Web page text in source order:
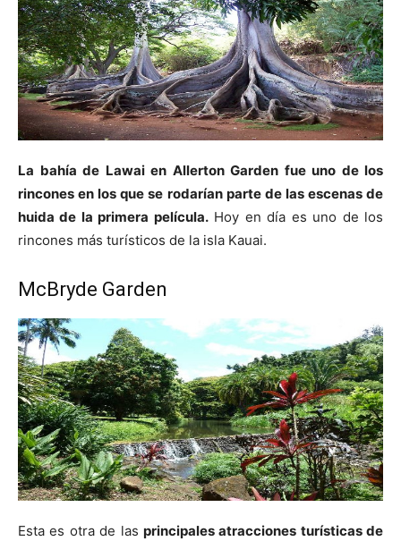
La bahía de Lawai en Allerton Garden fue uno de los
rincones en los que se rodarían parte de las escenas de
huida de la primera película.Hoy en día es uno de los
rincones más turísticos de la isla Kauai.
McBryde Garden
Esta es otra de las principales atracciones turísticas de